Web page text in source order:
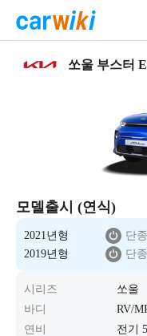
쏘울 부스터
모델출시 (연식)
2021년형 단종
2019년형
단종
시리즈
쏘울
바디
RV/
연비
전기